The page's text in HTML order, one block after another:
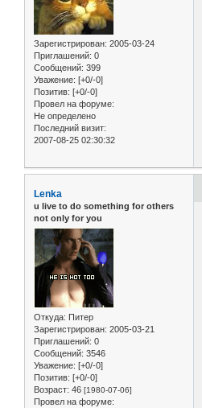
Зарегистрирован: 2005-03-24
Приглашений: 0
Сообщений: 399
Уважение: [+0/-0]
Позитив: [+0/-0]
Провел на форуме:
Не определено
Последний визит:
2007-08-25 02:30:32
Lenka
u live to do something for others
not only for you
Откуда: Питер
Зарегистрирован: 2005-03-21
Приглашений: 0
Сообщений: 3546
Уважение: [+0/-0]
Позитив: [+0/-0]
Возраст: 46 [1980-07-06]
Провел на форуме: